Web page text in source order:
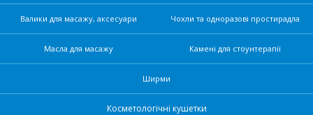
Валики для масажу, аксесуари Чохли та одноразові простирадла
Масла для масажу Камені для стоунтерапії
Ширми
Косметологічні кушетки